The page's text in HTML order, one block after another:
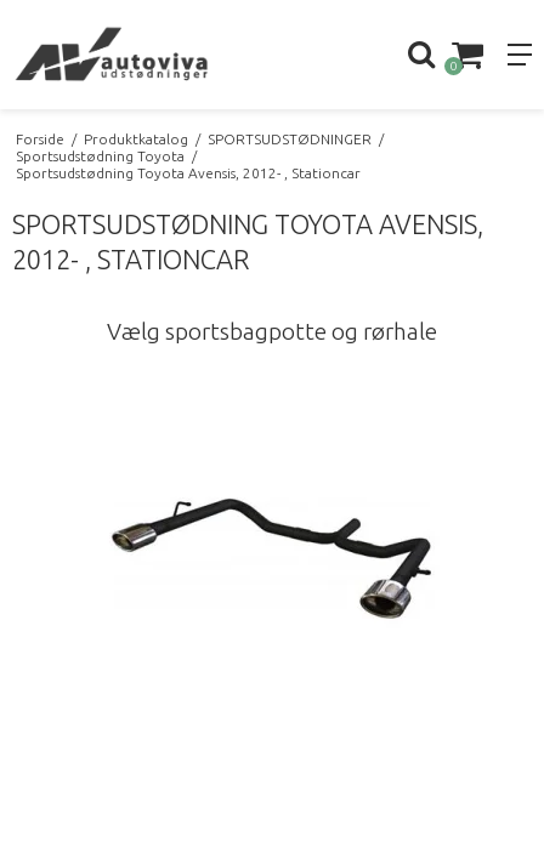
0
Forside / Produktkatalog / SPORTSUDSTØDNINGER
/
Sportsudstødning Toyota
/
Sportsudstødning Toyota Avensis, 2012- , Stationcar
SPORTSUDSTØDNING TOYOTA AVENSIS,
2012- , STATIONCAR
Vælg sportsbagpotte og rørhale